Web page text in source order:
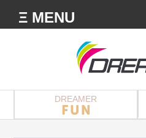
Ξ MENU
DREAMER